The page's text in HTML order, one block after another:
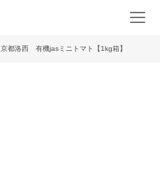
京都洛西 有機jasミニトマト【1kg箱】